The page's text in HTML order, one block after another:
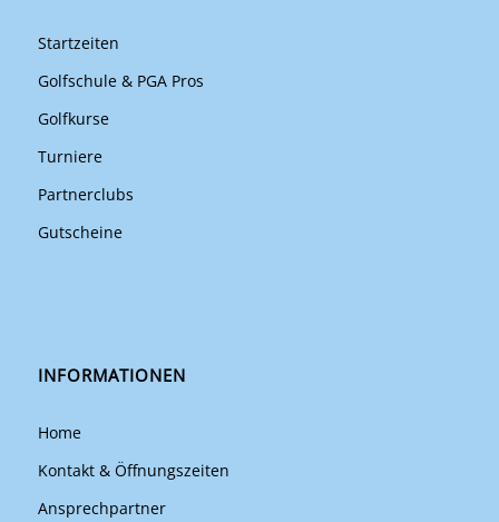
Startzeiten
Golfschule & PGA Pros
Golfkurse
Turniere
Partnerclubs
Gutscheine
INFORMATIONEN
Home
Kontakt & Öffnungszeiten
Ansprechpartner